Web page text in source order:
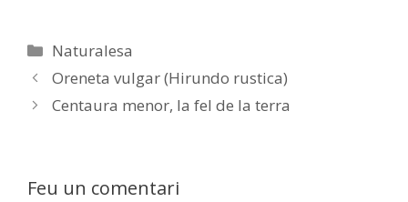
Categories
Naturalesa
Oreneta vulgar (Hirundo rustica)
Centaura menor, la fel de la terra
Feu un comentari